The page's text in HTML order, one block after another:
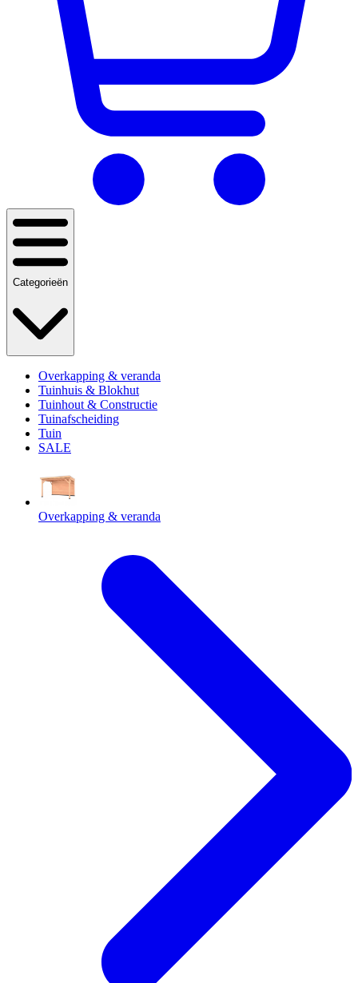
Categorieën
Overkapping & veranda
Tuinhuis & Blokhut
Tuinhout & Constructie
Tuinafscheiding
Tuin
SALE
Overkapping & veranda